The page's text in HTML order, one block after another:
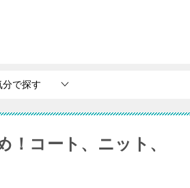
分で探す
！コート、ニット、